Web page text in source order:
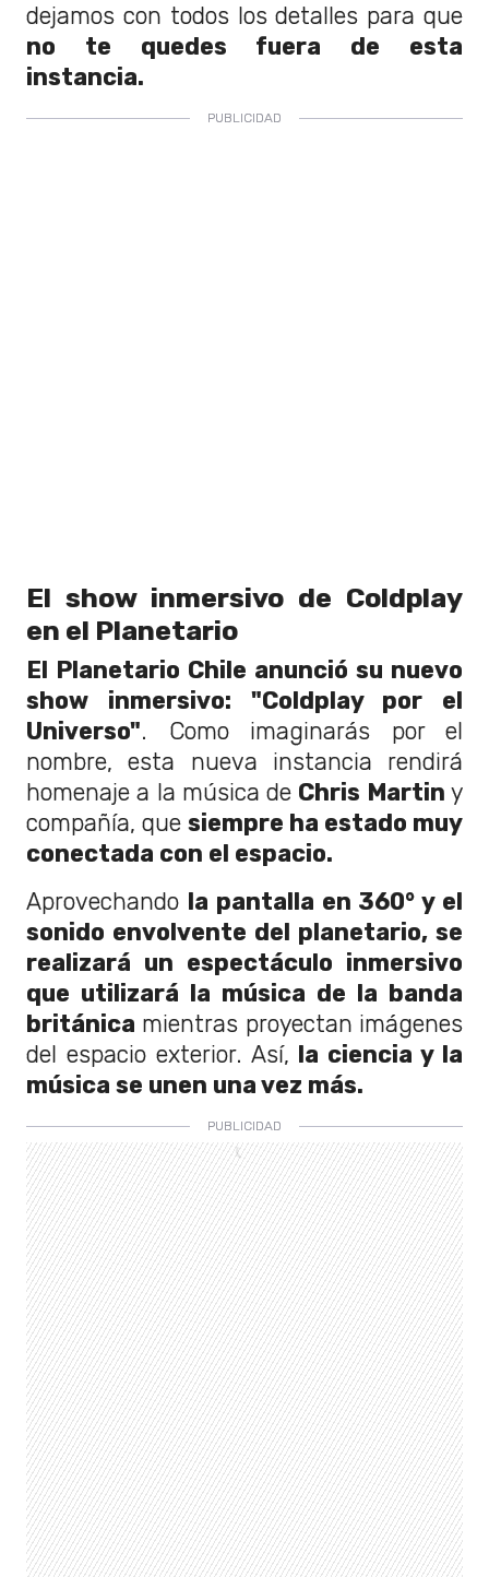
dejamos con todos los detalles para que
no te quedes fuera de esta
instancia.
El show inmersivo de Coldplay
en el Planetario
El Planetario Chile anunció su nuevo
show inmersivo: "Coldplay por el
Universo". Como imaginarás por el
nombre, esta nueva instancia rendirá
homenaje a la música de Chris Martin y
compañía, que siempre ha estado muy
conectada con el espacio.
Aprovechando la pantalla en 360° y el
sonido envolvente del planetario, se
realizará un espectáculo inmersivo
que utilizará la música de la banda
británica mientras proyectan imágenes
del espacio exterior. Así, la ciencia y la
música se unen una vez más.